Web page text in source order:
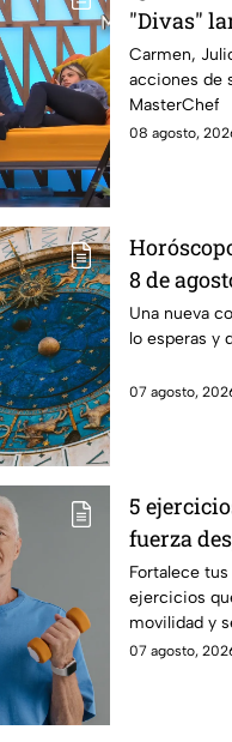
"Divas"
Michelle
Carmen,
acciones de
MasterChef
08 agosto,
8 de
una
Una nueva
lo esperas y
07 agosto,
5
fuerza
Fortalece
ejercicios
movilidad y
cotidianos.
07 agosto,